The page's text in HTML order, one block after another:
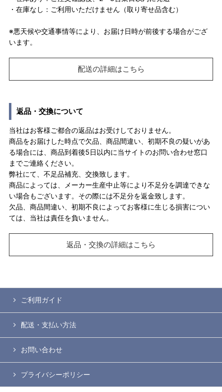
・在庫なし：ご利用いただけません（取り寄せ品含む）
※悪天候や交通事情等により、お届け日時が前後する場合がござ
います。
配送の詳細はこちら
返品・交換について
当社はお客様ご都合の返品はお受けしておりません。
商品をお届けした時点で欠品、商品間違い、初期不良の疑いがあ
る場合には、商品到着後5日以内に当サイトのお問い合わせ窓口
までご連絡ください。
弊社にて、不足品補充、交換致します。
商品によっては、メーカー生産中止等により不足分を調達できな
い場合もございます。その際には不足分を返金致します。
欠品、商品間違い、初期不良によってお客様に生じる損害につい
ては、当社は責任を負いません。
返品・交換の詳細はこちら
ご利用ガイド
配送・支払い方法
お問い合わせ
プライバシーポリシー